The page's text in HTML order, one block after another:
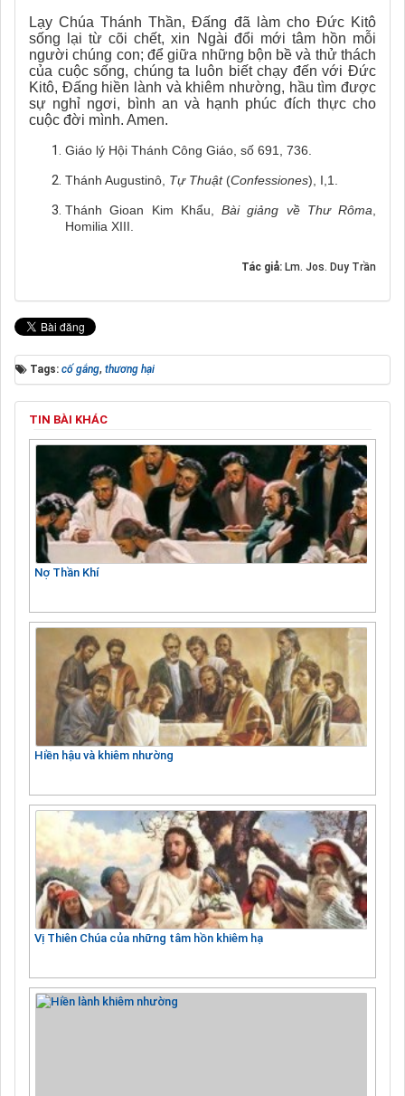
Lạy Chúa Thánh Thần, Đấng đã làm cho Đức Kitô
sống lại từ cõi chết, xin Ngài đổi mới tâm hồn mỗi
người chúng con; để giữa những bộn bề và thử thách
của cuộc sống, chúng ta luôn biết chạy đến với Đức
Kitô, Đấng hiền lành và khiêm nhường, hầu tìm được
sự nghỉ ngơi, bình an và hạnh phúc đích thực cho
cuộc đời mình. Amen.
Giáo lý Hội Thánh Công Giáo, số 691, 736.
Thánh Augustinô, Tự Thuật(Confessiones), I,1.
Thánh Gioan Kim Khẩu, Bài giảng về Thư Rôma
Homilia XIII.
Tác giả: Lm. Jos. Duy Trần
Tags: cố gắng, thương hại
TIN BÀI KHÁC
Nợ Thần Khí
Hiền hậu và khiêm nhường
Vị Thiên Chúa của những tâm hồn khiêm hạ